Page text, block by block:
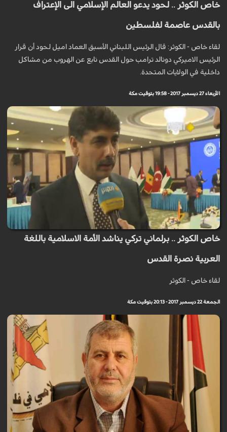
خاص الكوثر .. لحود يدعو العالم الإسلامي الى الإعتراف
بالقدس عاصمة لفلسطين
لقاء خاص - الكوثر: قال الرئيس اللبناني الأسبق العماد اميل لحود أن قرار
الرئيس الاميركي دونالد ترامب حول القدس نابع عن الهروب من مشاكل
داخلية في الولايات المتحدة.
الأربعاء 27 ديسمبر 2017 - 19:58 بتوقيت مكة
خاص الكوثر .. برلماني تركي يناشد الأمة الاسلامية باللغة
العربية نصرة القدس
لقاء خاص - الكوثر
الجمعة 22 ديسمبر 2017 - 20:13 بتوقيت مكة